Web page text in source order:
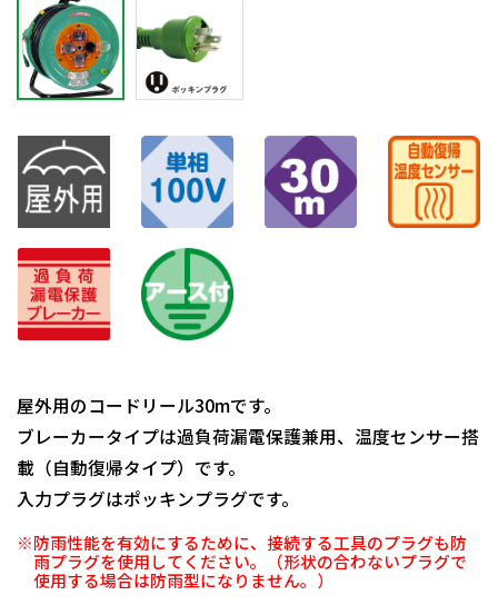
屋外用のコードリール30mです。
ブレーカータイプは過負荷漏電保護兼用、温度センサー搭
載（自動復帰タイプ）です。
入力プラグはポッキンプラグです。
※防雨性能を有効にするために、接続する工具のプラグも防
雨プラグを使用してください。（形状の合わないプラグで
使用する場合は防雨型になりません。）